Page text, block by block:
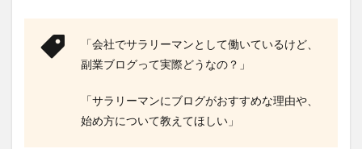
「会社でサラリーマンとして働いているけど、
副業ブログって実際どうなの？」
「サラリーマンにブログがおすすめな理由や、
始め方について教えてほしい」